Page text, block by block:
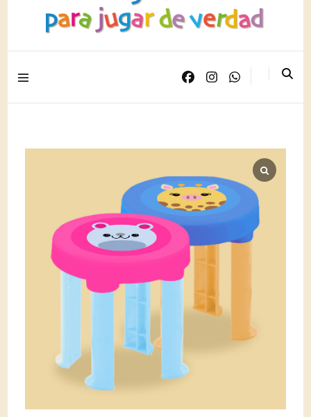
JNG PLAST
Juguetes para jugar de verdad